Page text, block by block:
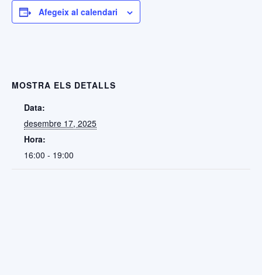
Afegeix al calendari
MOSTRA ELS DETALLS
Data:
desembre 17, 2025
Hora:
16:00 - 19:00